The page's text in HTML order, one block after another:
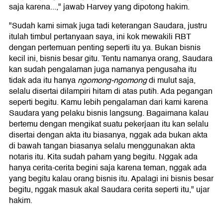
saja karena...," jawab Harvey yang dipotong hakim.
"Sudah kami simak juga tadi keterangan Saudara, justru
itulah timbul pertanyaan saya, ini kok mewakili RBT
dengan pertemuan penting seperti itu ya. Bukan bisnis
kecil ini, bisnis besar gitu. Tentu namanya orang, Saudara
kan sudah pengalaman juga namanya pengusaha itu
tidak ada itu hanyangomong-ngomongdi mulut saja,
selalu disertai dilampiri hitam di atas putih. Ada pegangan
seperti begitu. Kamu lebih pengalaman dari kami karena
Saudara yang pelaku bisnis langsung. Bagaimana kalau
bertemu dengan mengikat suatu pekerjaan itu kan selalu
disertai dengan akta itu biasanya, nggak ada bukan akta
di bawah tangan biasanya selalu menggunakan akta
notaris itu. Kita sudah paham yang begitu. Nggak ada
hanya cerita-cerita begini saja karena teman, nggak ada
yang begitu kalau orang bisnis itu. Apalagi ini bisnis besar
begitu, nggak masuk akal Saudara cerita seperti itu," ujar
hakim.